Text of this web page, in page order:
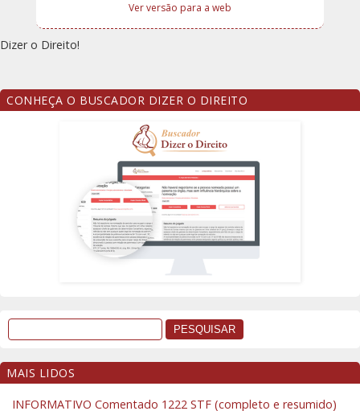
Ver versão para a web
Dizer o Direito!
CONHEÇA O BUSCADOR DIZER O DIREITO
MAIS LIDOS
INFORMATIVO Comentado 1222 STF (completo e resumido)